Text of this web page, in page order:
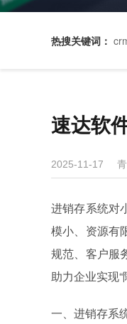
热搜关键词：
速达软
2025-11-17
进销存系统对
模小、资源有
规范、客户服
助力企业实现“
一、进销存系